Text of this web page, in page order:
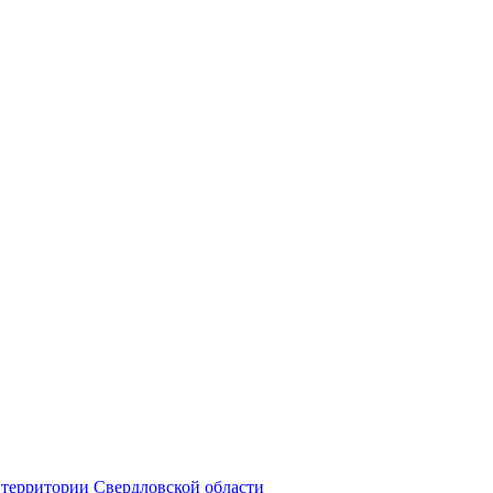
Свердловской области